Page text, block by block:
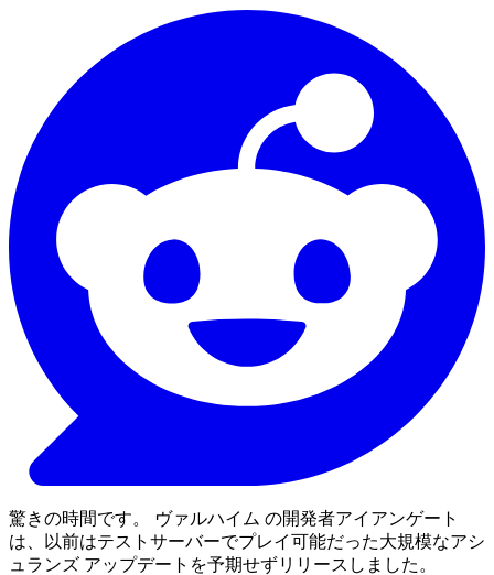
驚きの時間です。 ヴァルハイム の開発者アイアンゲート
は、以前はテストサーバーでプレイ可能だった大規模なアシ
ュランズ アップデートを予期せずリリースしました。